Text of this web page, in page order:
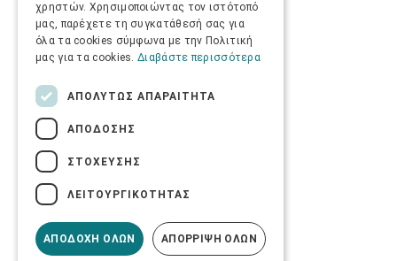
χρηστών. Χρησιμοποιώντας τον ιστότοπό
μας, παρέχετε τη συγκατάθεσή σας για
όλα τα cookies σύμφωνα με την Πολιτική
μας για τα cookies. Διαβάστε περισσότερα
ΑΠΟΛΎΤΩΣ ΑΠΑΡΑΊΤΗΤΑ
ΑΠΌΔΟΣΗΣ
ΣΤΌΧΕΥΣΗΣ
ΛΕΙΤΟΥΡΓΙΚΌΤΗΤΑΣ
ΑΠΟΔΟΧΉ ΌΛΩΝ ΑΠΌΡΡΙΨΗ ΌΛΩΝ